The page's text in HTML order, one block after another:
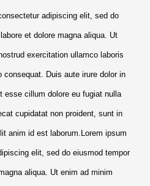
adipiscing elit, sed do
et dolore magna aliqua. Ut
exercitation ullamco laboris
Duis aute irure dolor in
esse cillum dolore eu fugiat nulla
cupidatat non proident, sunt in
anim id est laborum.Lorem ipsum
elit, sed do eiusmod tempor
aliqua. Ut enim ad minim